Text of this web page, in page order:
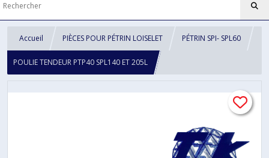
Accueil PIÈCES POUR PÉTRIN LOISELET PÉTRIN SPI- SPL60
POULIE TENDEUR PTP40 SPL140 ET 205L